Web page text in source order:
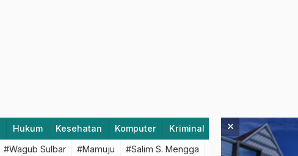
Hukum Kesehatan Komputer Kriminal Lifestyle
#Wagub Sulbar #Mamuju #Salim S. Mengga #featured #Polda
×